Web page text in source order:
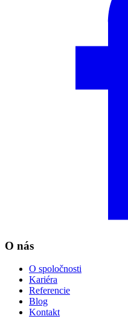
O nás
O spoločnosti
Kariéra
Referencie
Blog
Kontakt